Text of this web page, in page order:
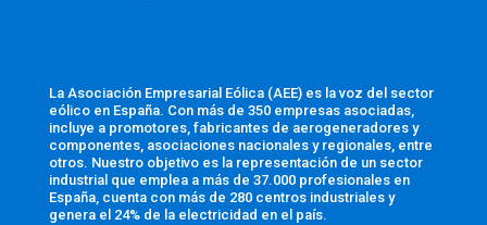
La Asociación Empresarial Eólica (AEE) es la voz del sector
eólico en España. Con más de 350 empresas asociadas,
incluye a promotores, fabricantes de aerogeneradores y
componentes, asociaciones nacionales y regionales, entre
otros. Nuestro objetivo es la representación de un sector
industrial que emplea a más de 37.000 profesionales en
España, cuenta con más de 280 centros industriales y
genera el 24% de la electricidad en el país.